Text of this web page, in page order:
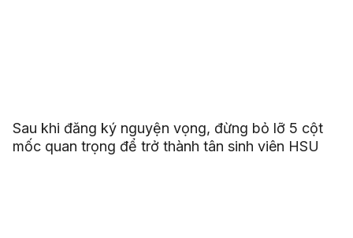
Sau khi đăng ký nguyện vọng, đừng bỏ lỡ 5 cột
mốc quan trọng để trở thành tân sinh viên HSU